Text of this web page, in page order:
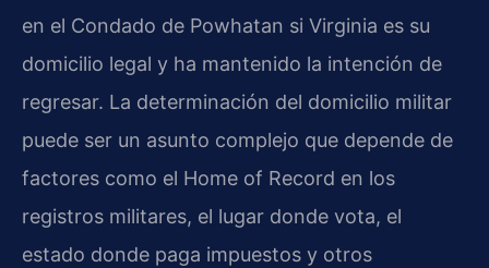
en el Condado de Powhatan si Virginia es su
domicilio legal y ha mantenido la intención de
regresar. La determinación del domicilio militar
puede ser un asunto complejo que depende de
factores como el Home of Record en los
registros militares, el lugar donde vota, el
estado donde paga impuestos y otros